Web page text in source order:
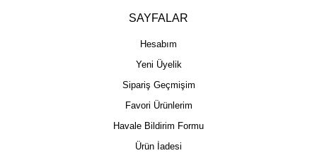
SAYFALAR
Hesabım
Yeni Üyelik
Sipariş Geçmişim
Favori Ürünlerim
Havale Bildirim Formu
Ürün İadesi